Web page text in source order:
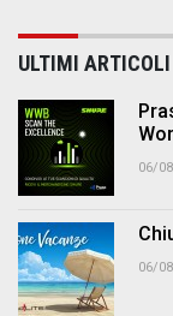
ULTIMI ARTICOLI
06/
06/